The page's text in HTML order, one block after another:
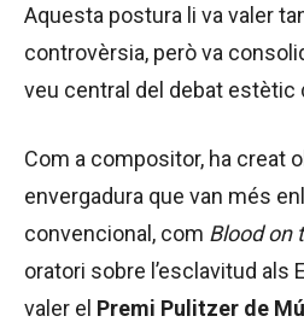
Aquesta postura li va valer
controvèrsia, però va
veu central del debat estètic
Com a compositor, ha creat
envergadura que van més
convencional, com Blood on
oratori sobre l’esclavitud als
valer el Premi Pulitzer de